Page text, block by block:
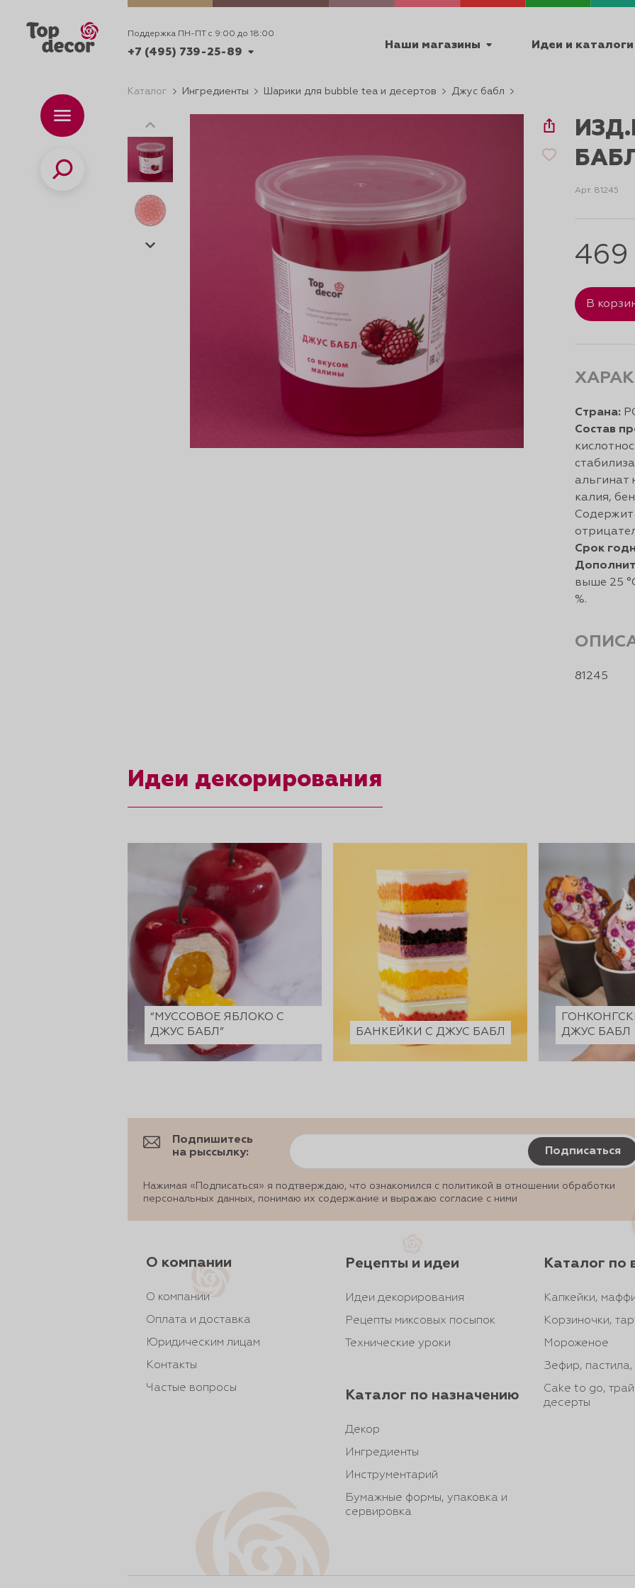
Поддержка ПН-ПТ с 9:00 до 18:00
+7 (495) 739-25-89
+7 (495) 739-62-70
Время работы
Наши магазины Идеи и каталоги
ДЕКОРИРОВАНИЯ
ТЕХНИЧЕСКИЕ
Каталог
Поиск
Каталог Ингредиенты Шарики для bubble tea и десертов Джус бабл
Арт. 81245
469
В
81245
Страна:
Состав
альгинат
калия,
Содержит
Срок
выше 25
%.
Идеи декорирования
“МУССОВОЕ ЯБЛОКО С
ДЖУС БАБЛ”
БАНКЕЙКИ С ДЖУС БАБЛ
ДЖУС БАБЛ
Подпишитесь
на рыссылку:
Подписаться
Нажимая «Подписаться» я подтверждаю, что ознакомился с политикой в отношении обработки
персональных данных, понимаю их содержание и выражаю согласие с ними
О компании
О компании
Оплата и доставка
Юридическим лицам
Контакты
Частые вопросы
Рецепты и идеи
Идеи декорирования
Рецепты миксовых посыпок
Технические уроки
Каталог по назначению
Декор
Ингредиенты
Инструментарий
Бумажные формы, упаковка и
сервировка
Каталог по
Капкейки,
Корзиночки,
Мороженое
Зефир,
Cake to go,
десерты